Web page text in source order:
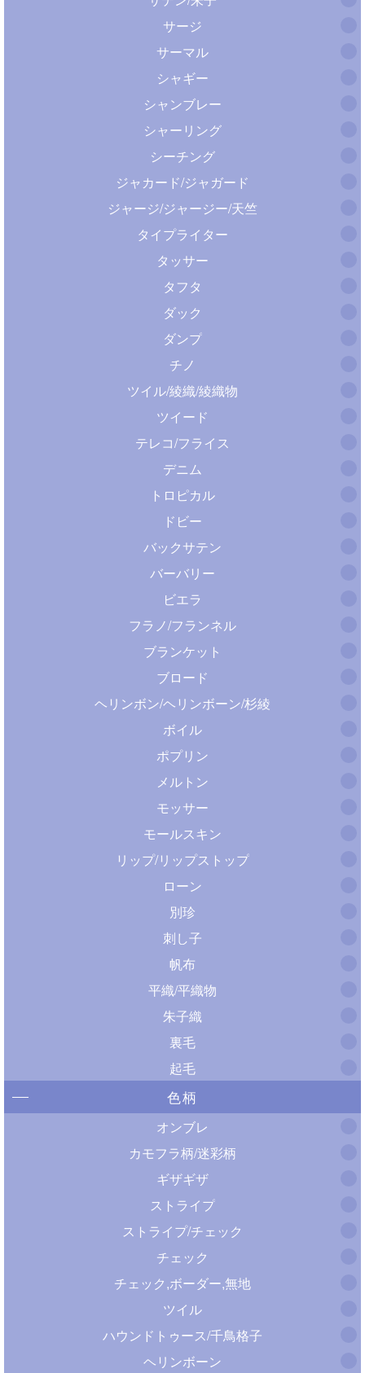
サージ
サーマル
シャギー
シャンブレー
シャーリング
シーチング
ジャカード/ジャガード
ジャージ/ジャージー/天竺
タイプライター
タッサー
タフタ
ダック
ダンプ
チノ
ツイル/綾織/綾織物
ツイード
テレコ/フライス
デニム
トロピカル
ドビー
バックサテン
バーバリー
ビエラ
フラノ/フランネル
ブランケット
ブロード
ヘリンボン/ヘリンボーン/杉綾
ボイル
ポプリン
メルトン
モッサー
モールスキン
リップ/リップストップ
ローン
別珍
刺し子
帆布
平織/平織物
朱子織
裏毛
起毛
色柄
オンブレ
カモフラ柄/迷彩柄
ギザギザ
ストライプ
ストライプ/チェック
チェック
チェック,ボーダー,無地
ツイル
ハウンドトゥース/千鳥格子
ヘリンボーン